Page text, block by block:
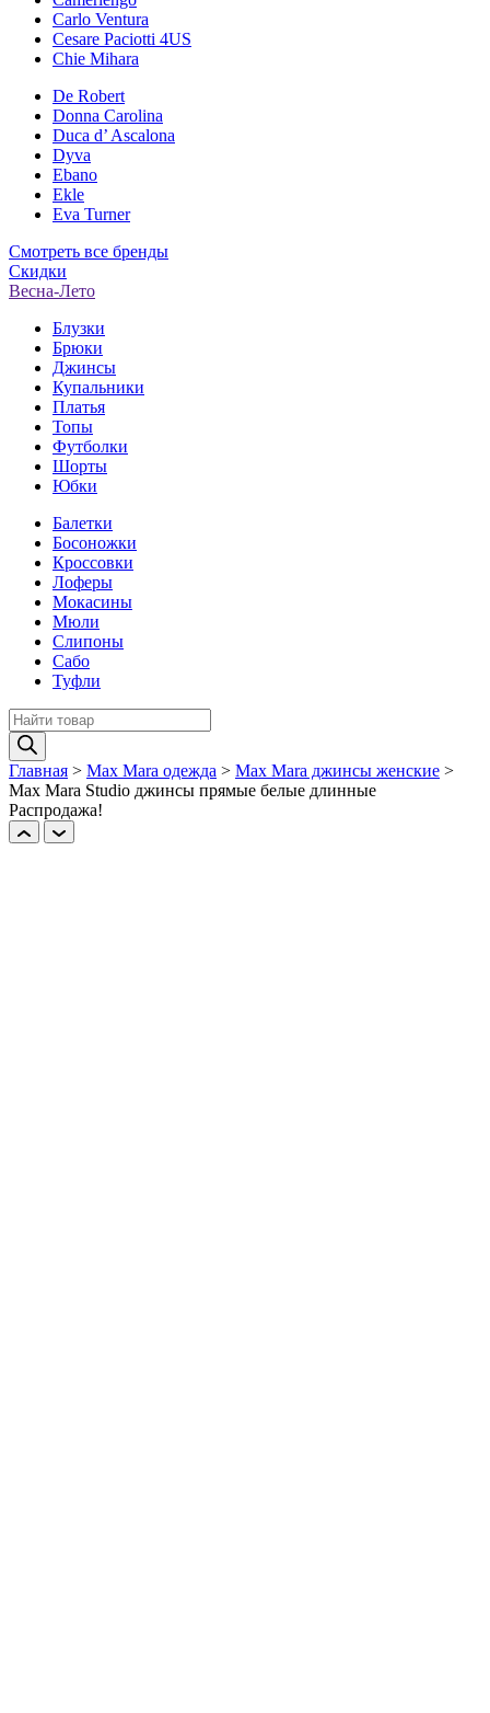
Carlo Ventura
Cesare Paciotti 4US
Chie Mihara
De Robert
Donna Carolina
Duca d’ Ascalona
Dyva
Ebano
Ekle
Eva Turner
Смотреть все бренды
Скидки
Весна-Лето
Блузки
Брюки
Джинсы
Купальники
Платья
Топы
Футболки
Шорты
Юбки
Балетки
Босоножки
Кроссовки
Лоферы
Мокасины
Мюли
Слипоны
Сабо
Туфли
Поиск
товаров
Главная > Max Mara одежда > Max Mara джинсы женские >
Max Mara Studio джинсы прямые белые длинные
Распродажа!